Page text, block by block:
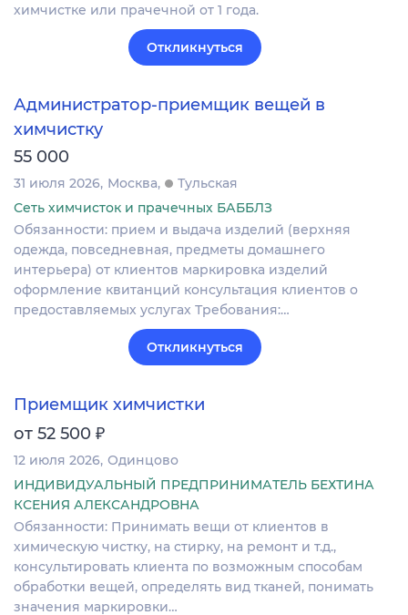
химчистке или прачечной от 1 года.
Откликнуться
Администратор-приемщик вещей в
химчистку
55 000
31 июля 2026 Москва
Тульская
Сеть химчисток и прачечных БАББЛЗ
Обязанности: прием и выдача изделий (верхняя
одежда, повседневная, предметы домашнего
интерьера) от клиентов маркировка изделий
оформление квитанций консультация клиентов о
предоставляемых услугах Требования:…
Откликнуться
Приемщик химчистки
от 52 500 ₽
12 июля 2026 Одинцово
ИНДИВИДУАЛЬНЫЙ ПРЕДПРИНИМАТЕЛЬ БЕХТИНА
КСЕНИЯ АЛЕКСАНДРОВНА
Обязанности: Принимать вещи от клиентов в
химическую чистку, на стирку, на ремонт и т.д.,
консультировать клиента по возможным способам
обработки вещей, определять вид тканей, понимать
значения маркировки…